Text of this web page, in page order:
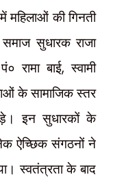
महिलाओं की गिनती
सुधारक राजा
पं० रामा बाई,स्वामी
के सामाजिक स्तर
इन सुधारकों के
ऐच्छिक संगठनों ने
स्वतंत्रता के बाद